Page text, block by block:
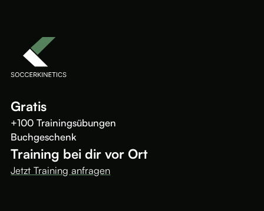
Gratis
+100 Trainingsübungen
Buchgeschenk
Training bei dir vor Ort
Jetzt Training anfragen